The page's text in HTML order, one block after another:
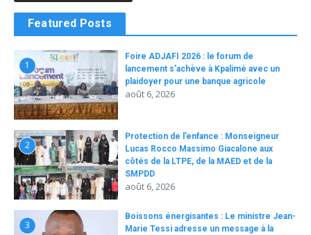
Featured Posts
1
Foire ADJAFI 2026 : le forum de
lancement s’achève à Kpalimé avec un
plaidoyer pour une banque agricole
août 6, 2026
2
Protection de l’enfance : Monseigneur
Lucas Rocco Massimo Giacalone aux
côtés de la LTPE, de la MAED et de la
SMPDD
août 6, 2026
3
Boissons énergisantes : Le ministre Jean-
Marie Tessi adresse un message à la